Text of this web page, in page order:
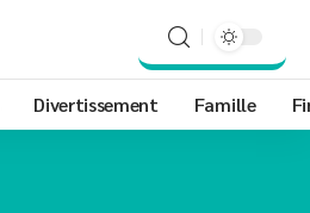
Divertissement Famille